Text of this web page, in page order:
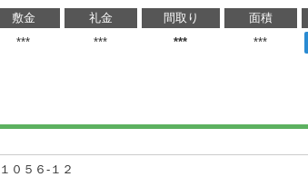
敷金 礼金 間取り 面積
*** *** *** ***
１０５６-１２